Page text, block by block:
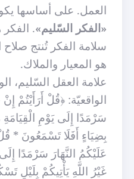
العمل. على أساسها
«الفكر السّليم». الفكر
سلامة الفكر تُنتج
هو المعيار والملاك.
علامة العقل السّليم،
الواقعيّة: ﴿قُلْ أَرَأَيْتُمْ
سَرْمَدًا إِلَى يَوْمِ الْقِيَامَةِ
بِضِيَاءٍ أَفَلَا تَسْمَعُونَ *
عَلَيْكُمُ النَّهَارَ سَرْمَدًا
غَيْرُ اللَّهِ يَأْتِيكُمْ بِلَيْلٍ